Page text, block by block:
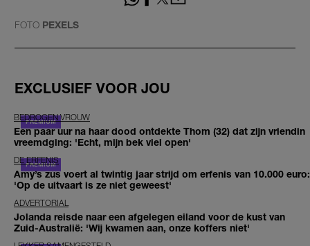
FOTO PEXELS
EXCLUSIEF VOOR JOU
BEDROGEN VROUW
Een paar uur na haar dood ontdekte Thom (32) dat zijn vriendin
vreemdging: 'Echt, mijn bek viel open'
DE ERFENIS
Amy’s zus voert al twintig jaar strijd om erfenis van 10.000 euro:
'Op de uitvaart is ze niet geweest'
ADVERTORIAL
Jolanda reisde naar een afgelegen eiland voor de kust van
Zuid-Australië: 'Wij kwamen aan, onze koffers niet'